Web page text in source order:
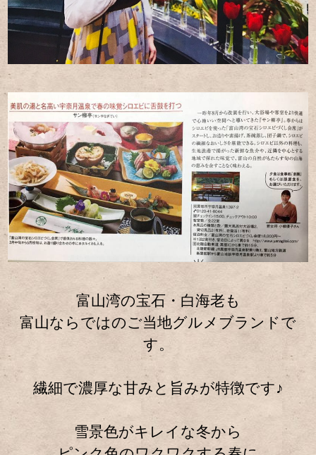
富山湾の宝石・白海老も
富山ならではのご当地グルメブランドで
す。
繊細で濃厚な甘みと旨みが特徴です♪
雪景色がキレイな冬から